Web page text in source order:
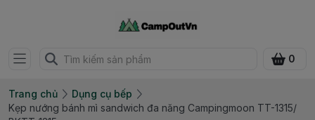
0
Trang chủ
Dụng cụ bếp
Kẹp nướng bánh mì sandwich đa năng Campingmoon TT-1315/